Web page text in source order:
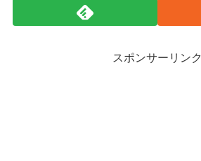
スポンサーリンク